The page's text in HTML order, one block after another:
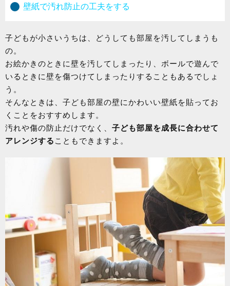
壁紙で汚れ防止の工夫をする
子どもが小さいうちは、どうしても部屋を汚してしまうも
の。
お絵かきのときに壁を汚してしまったり、ボールで遊んで
いるときに壁を傷つけてしまったりすることもあるでしょ
う。
そんなときは、子ども部屋の壁にかわいい壁紙を貼ってお
くことをおすすめします。
汚れや傷の防止だけでなく、 子ども部屋を成長に合わせて
アレンジする こともできますよ。